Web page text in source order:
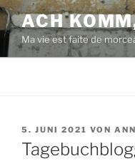
Zum
Inhalt
springen
ACH
Ma vie est faite de
VERÖFFENTLICHT
AM
5. JUNI 2021 VON